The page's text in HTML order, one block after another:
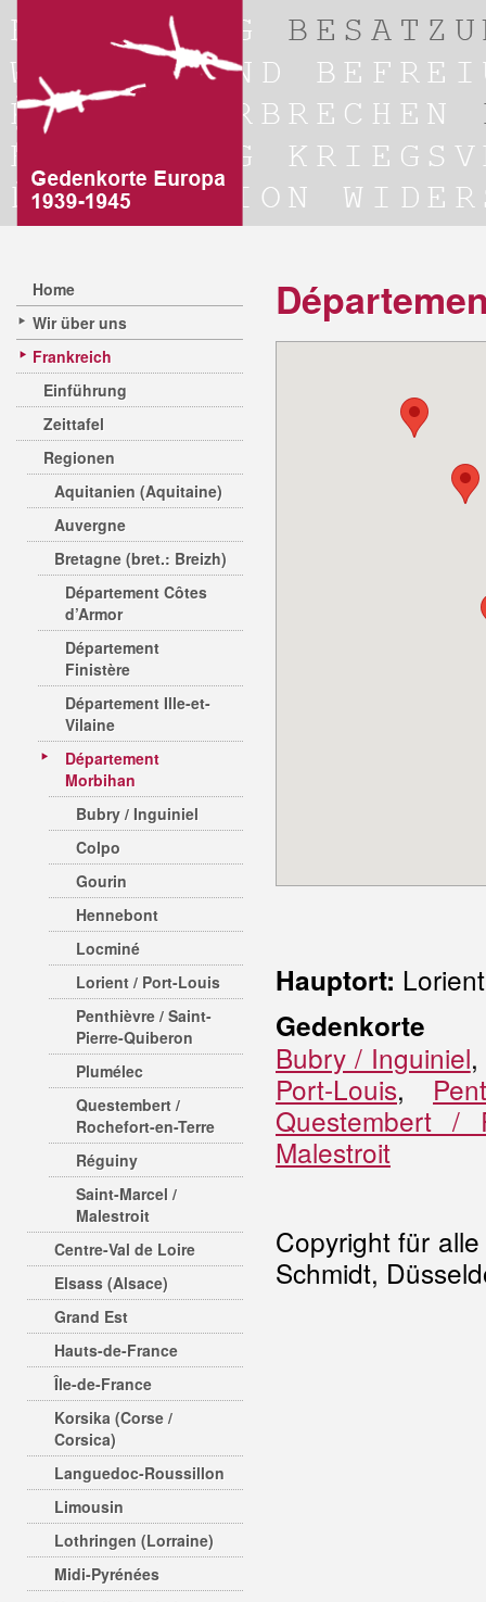
Home
Wir über uns
Frankreich
Einführung
Zeittafel
Regionen
Aquitanien (Aquitaine)
Auvergne
Bretagne (bret.: Breizh)
Département Côtes
d’Armor
Département
Finistère
Département Ille-et-
Vilaine
Département
Morbihan
Bubry / Inguiniel
Colpo
Gourin
Hennebont
Locminé
Lorient / Port-Louis
Penthièvre / Saint-
Pierre-Quiberon
Plumélec
Questembert /
Rochefort-en-Terre
Réguiny
Saint-Marcel /
Malestroit
Centre-Val de Loire
Elsass (Alsace)
Grand Est
Hauts-de-France
Île-de-France
Korsika (Corse /
Corsica)
Languedoc-Roussillon
Limousin
Lothringen (Lorraine)
Midi-Pyrénées
Hauptort: Lorient
Gedenkorte
Bubry / Inguiniel,
Port-Louis,
Questembert /
Malestroit
Copyright für
Schmidt,